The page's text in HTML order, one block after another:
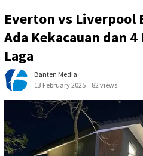
Everton vs Liverpool
Ada Kekacauan dan
Laga
Banten Media
13 February 2025
82 views